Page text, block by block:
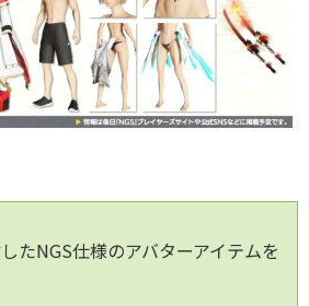
たNGS仕様のアバターアイテムを